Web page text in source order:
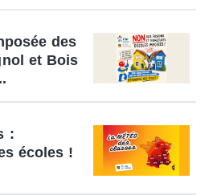
des
et Bois
:
écoles !